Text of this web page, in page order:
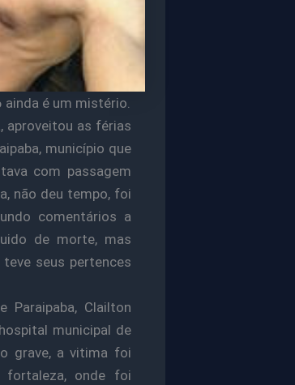
é um mistério.
aproveitou as férias
município que
com passagem
não deu tempo, foi
comentários a
de morte, mas
seus pertences
Paraipaba, Clailton
municipal de
grave, a vitima foi
onde foi